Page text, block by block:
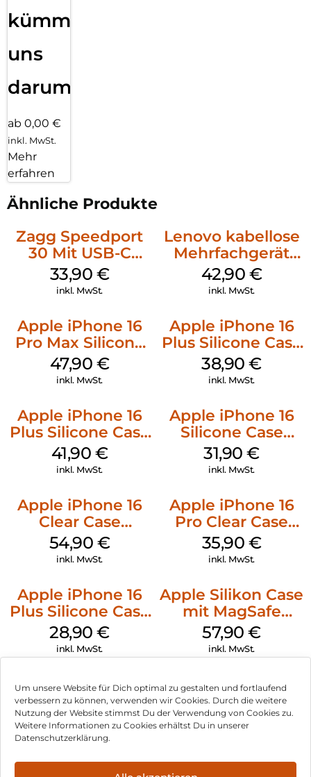
Um unsere Website für Dich optimal zu gestalten und fortlaufend
verbessern zu können, verwenden wir Cookies. Durch die weitere
Nutzung der Website stimmst Du der Verwendung von Cookies zu.
Weitere Informationen zu Cookies erhältst Du in unserer
Datenschutzerklärung.
kümmern
uns
darum!
ab 0,00 €
inkl. MwSt.
Mehr
erfahren
Ähnliche Produkte
Zagg Speedport
30 Mit USB-C
Kabel Weiß
33,90 €
inkl. MwSt.
Lenovo kabellose
Mehrfachgerät
Luna Grey
42,90 €
inkl. MwSt.
Apple iPhone 16
Pro Max Silicone
Case MagSafe
Black
47,90 €
inkl. MwSt.
Apple iPhone 16
Plus Silicone Case
MagSafe Denim
38,90€
inkl. MwSt.
Apple iPhone 16
Plus Silicone Case
MagSafe Stone
Gray
41,90 €
inkl. MwSt.
Apple iPhone 16
Silicone Case
MagSafe Fuchsia
31,90€
inkl. MwSt.
Apple iPhone 16
Clear Case
MagSafe
Transparent
54,90 €
inkl. MwSt.
Apple iPhone 16
Pro Clear Case
MagSafe
Transparent
35,90 €
inkl. MwSt.
Apple iPhone 16
Plus Silicone Case
MagSafe Black
28,90€
inkl. MwSt.
Apple Silikon Case
mit MagSafe
iPhone 14 Pro
(PRODUCT)RED
57,90€
inkl. MwSt.
Impressum